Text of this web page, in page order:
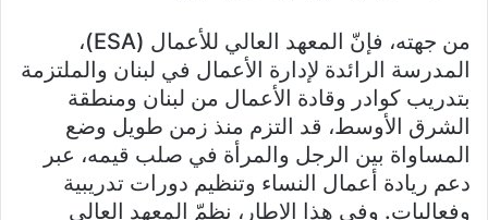
من جهته، فإنّ المعهد العالي للأعمال (ESA)،
المدرسة الرائدة لإدارة الأعمال في لبنان والملتزمة
بتدريب كوادر وقادة الأعمال من لبنان ومنطقة
الشرق الأوسط، قد التزم منذ زمن طويل وضع
المساواة بين الرجل والمرأة في صلب قيمه، عبر
دعم ريادة أعمال النساء وتنظيم دورات تدريبية
وفعاليات. وفي هذا الإطار، نظمّ المعهد العالي